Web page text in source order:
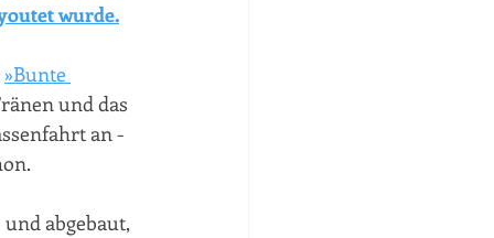
wurde.
»Bunte
und das
an -
abgebaut,